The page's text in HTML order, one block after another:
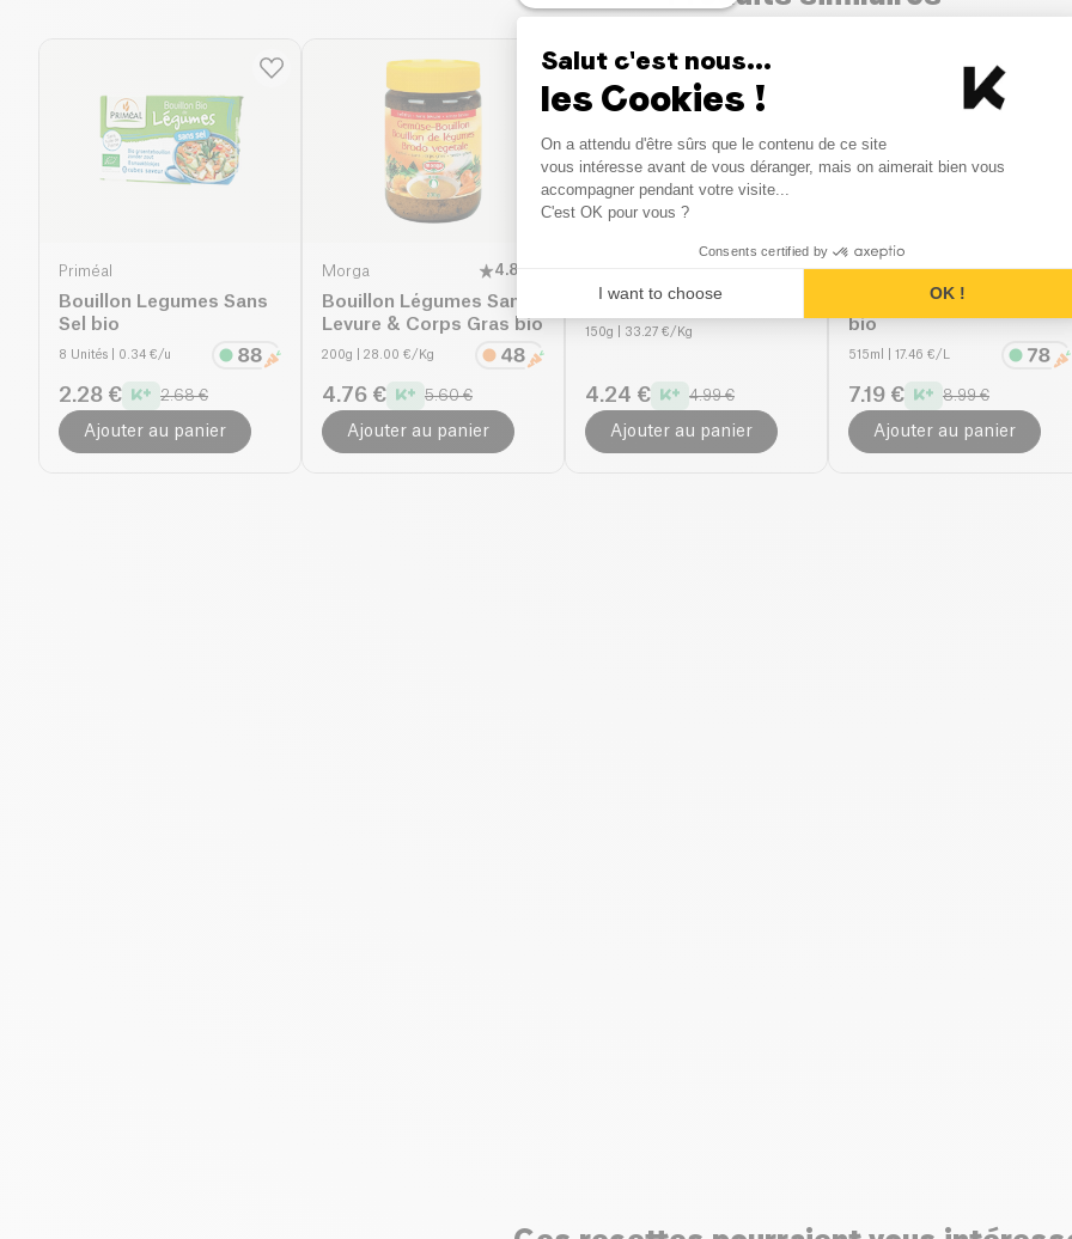
Priméal
Bouillon Legumes Sans
Sel bio
8 Unités | 0.34 €/u
2.28 € 2.68 €
Ajouter au panier
Morga 4.8
Bouillon Légumes Sans
Levure & Corps Gras bio
200g | 28.00 €/Kg
4.76 € 5.60 €
Ajouter au panier
)
Bouillon Végétal bio
150g | 33.27 €/Kg
4.24 € 4.99 €
Ajouter au panier
Kazidomi 4.5(11)
Bouillon poulet paprika
bio
515ml | 17.46 €/L
7.19 € 8.99 €
Ajouter au panier
Salut c'est nous...
les Cookies !
Consent Management
On a attendu d'être sûrs que le contenu de ce site
vous intéresse avant de vous déranger, mais on aimerait bien vous
accompagner pendant votre visite...
C'est OK pour vous ?
Consents certified by
I want to choose OK !
Axeptio consent